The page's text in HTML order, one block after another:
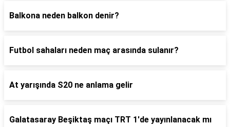
Balkona neden balkon denir?
Futbol sahaları neden maç arasında sulanır?
At yarışında S20 ne anlama gelir
Galatasaray Beşiktaş maçı TRT 1'de yayınlanacak mı